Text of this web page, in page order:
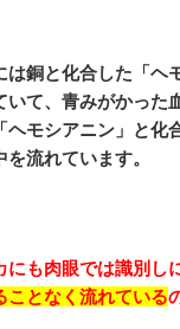
は銅と化合した「ヘ
て、青みがかった
ヘモシアニン」と化
流れています。
も肉眼では識別し
ことなく流れている